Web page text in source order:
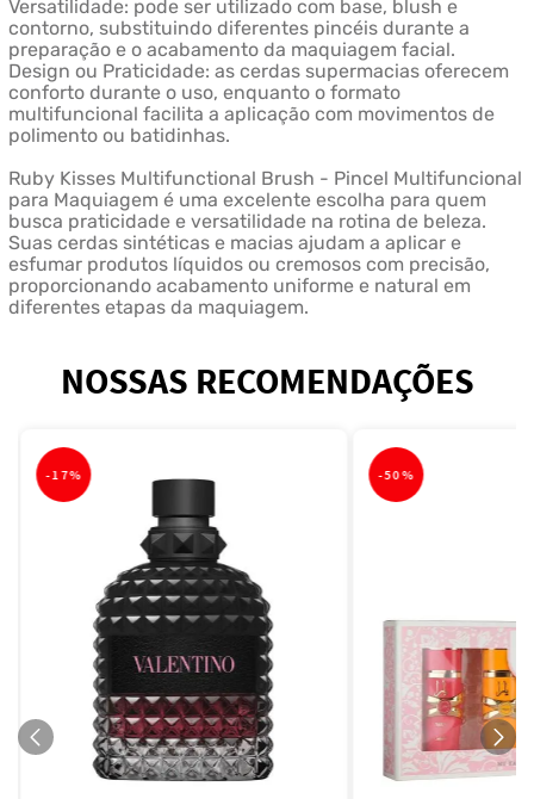
Versatilidade: pode ser utilizado com base, blush e
contorno, substituindo diferentes pincéis durante a
preparação e o acabamento da maquiagem facial.
Design ou Praticidade: as cerdas supermacias oferecem
conforto durante o uso, enquanto o formato
multifuncional facilita a aplicação com movimentos de
polimento ou batidinhas.
Ruby Kisses Multifunctional Brush - Pincel Multifuncional
para Maquiagem é uma excelente escolha para quem
busca praticidade e versatilidade na rotina de beleza.
Suas cerdas sintéticas e macias ajudam a aplicar e
esfumar produtos líquidos ou cremosos com precisão,
proporcionando acabamento uniforme e natural em
diferentes etapas da maquiagem.
NOSSAS RECOMENDAÇÕES
-17% -50%